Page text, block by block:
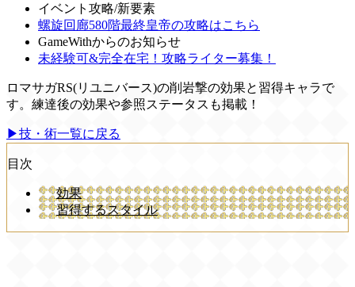
イベント攻略/新要素
螺旋回廊580階最終皇帝の攻略はこちら
GameWithからのお知らせ
未経験可&完全在宅！攻略ライター募集！
ロマサガRS(リユニバース)の削岩撃の効果と習得キャラで
す。練達後の効果や参照ステータスも掲載！
▶技・術一覧に戻る
目次
効果
習得するスタイル